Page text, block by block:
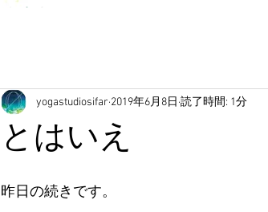
とはいえ
yogastudiosifar 2019年6月8日 読了時間: 1分
昨日の続きです。